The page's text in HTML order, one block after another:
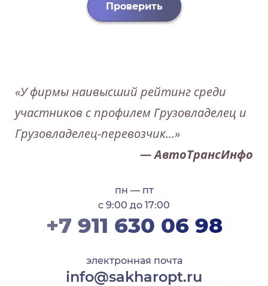
Проверить
«У фирмы наивысший рейтинг среди
участников с профилем Грузовладелец и
Грузовладелец-перевозчик...»
— АвтоТрансИнфо
пн — пт
с 9:00 до 17:00
+7 911 630 06 98
электронная почта
info@sakharopt.ru